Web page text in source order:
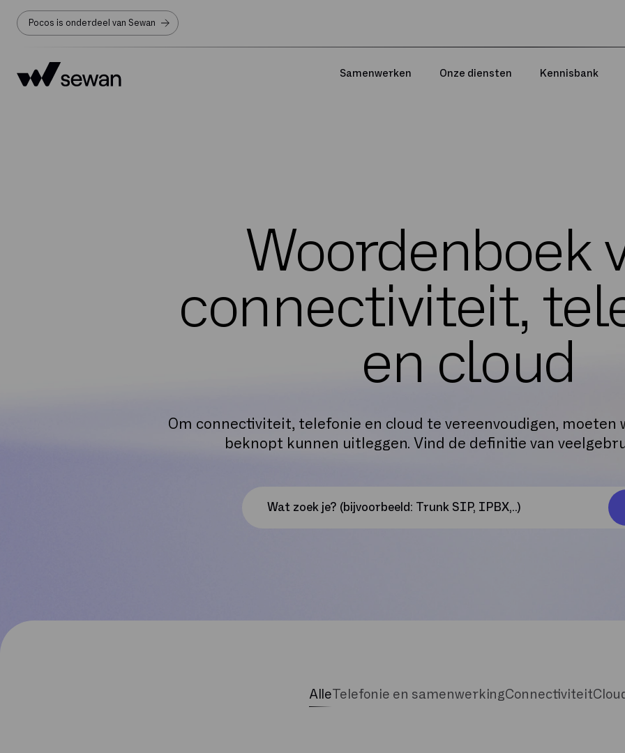
Pocos is onderdeel van Sewan
Samenwerken Onze diensten Kennisbank
Woordenboek
connectiviteit,
en cloud
Om connectiviteit, telefonie en cloud te vereenvoudigen, moeten
beknopt kunnen uitleggen. Vind de definitie van
AlleTelefonie en samenwerkingConnectiviteit